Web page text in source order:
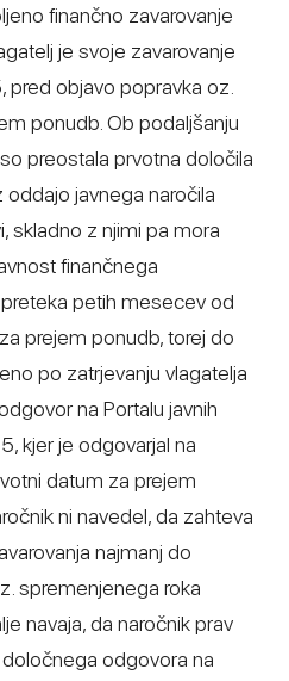
finančno zavarovanje
je svoje zavarovanje
pred objavo popravka oz.
ponudb. Ob podaljšanju
preostala prvotna določila
javnega naročila
skladno z njimi pa mora
finančnega
petih mesecev od
prejem ponudb, torej do
po zatrjevanju vlagatelja
na Portalu javnih
kjer je odgovarjal na
datum za prejem
ni navedel, da zahteva
najmanj do
spremenjenega roka
navaja, da naročnik prav
odgovora na